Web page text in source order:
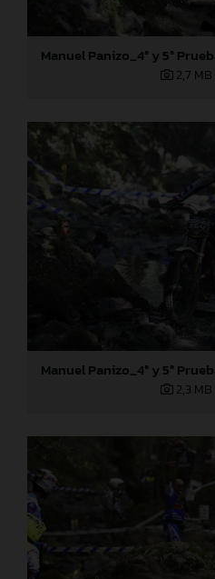
2,7 MB
2,3 MB